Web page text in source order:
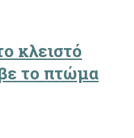
κλειστό
το πτώμα